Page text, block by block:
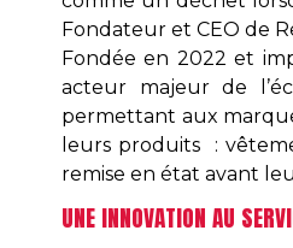
Fondateur et CEO de
Fondée en 2022 et
acteur majeur de
permettant aux
leurs produits :
remise en état avant
UNE INNOVATION AU